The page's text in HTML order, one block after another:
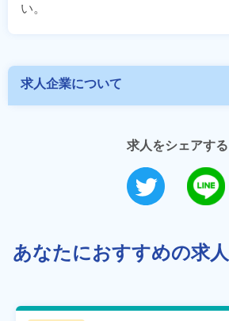
求人企業について
求人をシェアする
あなたにおすすめの求人